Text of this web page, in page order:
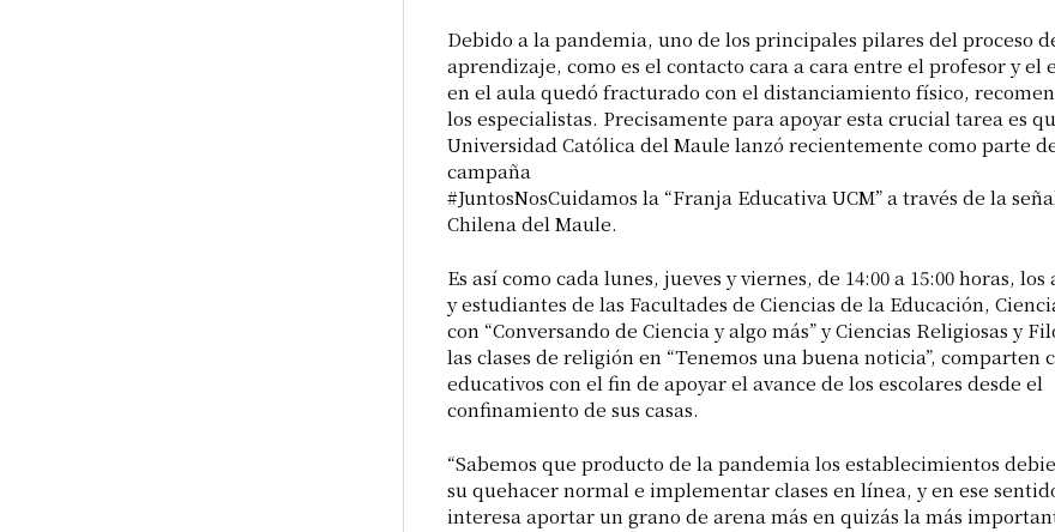
Debido a la pandemia, uno de los principales pilares del proceso
aprendizaje, como es el contacto cara a cara entre el profesor y el
en el aula quedó fracturado con el distanciamiento físico,
los especialistas. Precisamente para apoyar esta crucial tarea es
Universidad Católica del Maule lanzó recientemente como parte
campaña
#JuntosNosCuidamos la “Franja Educativa UCM” a través de la
Chilena del Maule.
Es así como cada lunes, jueves y viernes, de 14:00 a 15:00 horas, los
y estudiantes de las Facultades de Ciencias de la Educación,
con “Conversando de Ciencia y algo más” y Ciencias Religiosas y
las clases de religión en “Tenemos una buena noticia”, comparten
educativos con el fin de apoyar el avance de los escolares desde el
confinamiento de sus casas.
“Sabemos que producto de la pandemia los establecimientos
su quehacer normal e implementar clases en línea, y en ese
interesa aportar un grano de arena más en quizás la más